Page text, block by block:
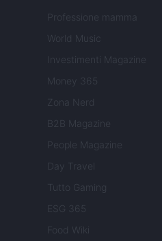
Professione mamma
World Music
Investimenti Magazine
Money 365
Zona Nerd
B2B Magazine
People Magazine
Day Travel
Tutto Gaming
ESG 365
Food Wiki